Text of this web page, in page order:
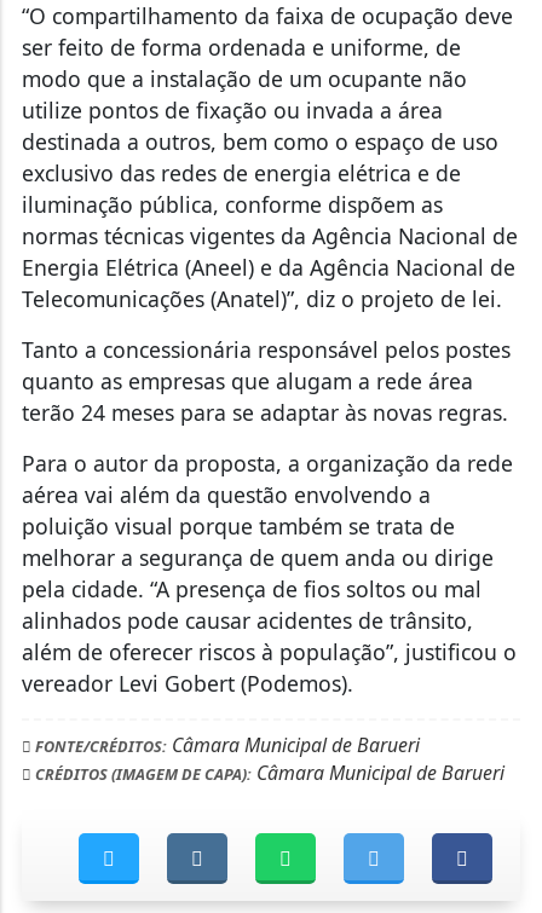
“O compartilhamento da faixa de ocupação deve
ser feito de forma ordenada e uniforme, de
modo que a instalação de um ocupante não
utilize pontos de fixação ou invada a área
destinada a outros, bem como o espaço de uso
exclusivo das redes de energia elétrica e de
iluminação pública, conforme dispõem as
normas técnicas vigentes da Agência Nacional de
Energia Elétrica (Aneel) e da Agência Nacional de
Telecomunicações (Anatel)”, diz o projeto de lei.
Tanto a concessionária responsável pelos postes
quanto as empresas que alugam a rede área
terão 24 meses para se adaptar às novas regras.
Para o autor da proposta, a organização da rede
aérea vai além da questão envolvendo a
poluição visual porque também se trata de
melhorar a segurança de quem anda ou dirige
pela cidade. “A presença de fios soltos ou mal
alinhados pode causar acidentes de trânsito,
além de oferecer riscos à população”, justificou o
vereador Levi Gobert (Podemos).
FONTE/CRÉDITOS:Câmara Municipal de Barueri
CRÉDITOS (IMAGEM DE CAPA):Câmara Municipal de Barueri